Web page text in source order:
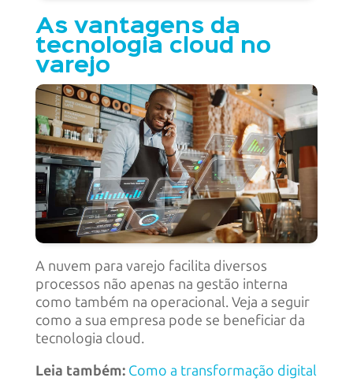
As vantagens da
tecnologia cloud no
varejo
A nuvem para varejo facilita diversos
processos não apenas na gestão interna
como também na operacional. Veja a seguir
como a sua empresa pode se beneficiar da
tecnologia cloud.
Leia também: Como a transformação digital